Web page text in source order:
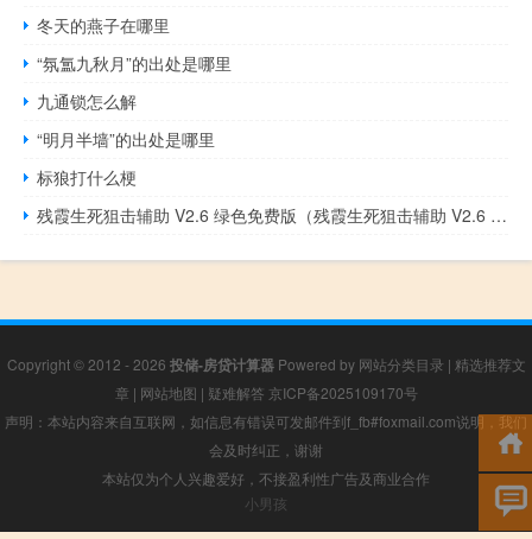
冬天的燕子在哪里
“氛氲九秋月”的出处是哪里
九通锁怎么解
“明月半墙”的出处是哪里
标狼打什么梗
残霞生死狙击辅助 V2.6 绿色免费版（残霞生死狙击辅助 V2.6 绿色免费版功能简介）
Copyright © 2012 - 2026 投储-房贷计算器Powered by 网站分类目录 | 精选推荐文
章 | 网站地图 | 疑难解答 京ICP备2025109170号
声明：本站内容来自互联网，如信息有错误可发邮件到f_fb#foxmail.com说明，我们
会及时纠正，谢谢
本站仅为个人兴趣爱好，不接盈利性广告及商业合作
小男孩